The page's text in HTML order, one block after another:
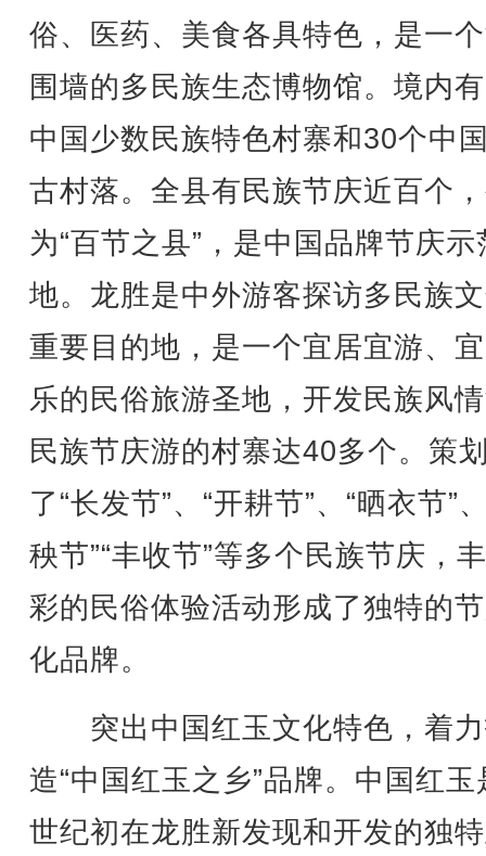
俗、医药、美食各具特色，是一
围墙的多民族生态博物馆。境内
中国少数民族特色村寨和30个中
古村落。全县有民族节庆近百个
为“百节之县”，是中国品牌节庆示
地。龙胜是中外游客探访多民族
重要目的地，是一个宜居宜游、
乐的民俗旅游圣地，开发民族风
民族节庆游的村寨达40多个。策
了“长发节”、“开耕节”、“晒衣节”
秧节”“丰收节”等多个民族节庆，
彩的民俗体验活动形成了独特的
化品牌。
突出中国红玉文化特色，着
造“中国红玉之乡”品牌。中国红玉
世纪初在龙胜新发现和开发的独